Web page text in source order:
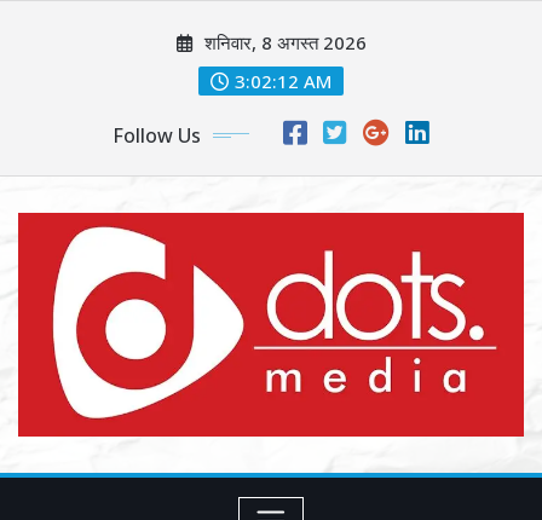
शनिवार, 8 अगस्त 2026
3:02:14 AM
Follow Us